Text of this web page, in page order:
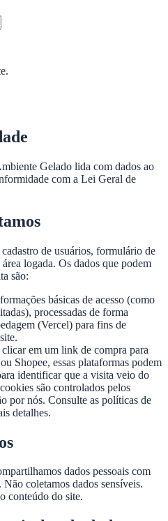
Gelado lida com dados ao
com a Lei Geral de
de usuários, formulário de
logada. Os dados que podem
são:
básicas de acesso (como
processadas de forma
(Vercel) para fins de
clicar em um link de compra para
Shopee, essas plataformas podem
identificar que a visita veio do
são controlados pelos
por nós. Consulte as políticas de
detalhes.
dados pessoais com
coletamos dados sensíveis.
conteúdo do site.